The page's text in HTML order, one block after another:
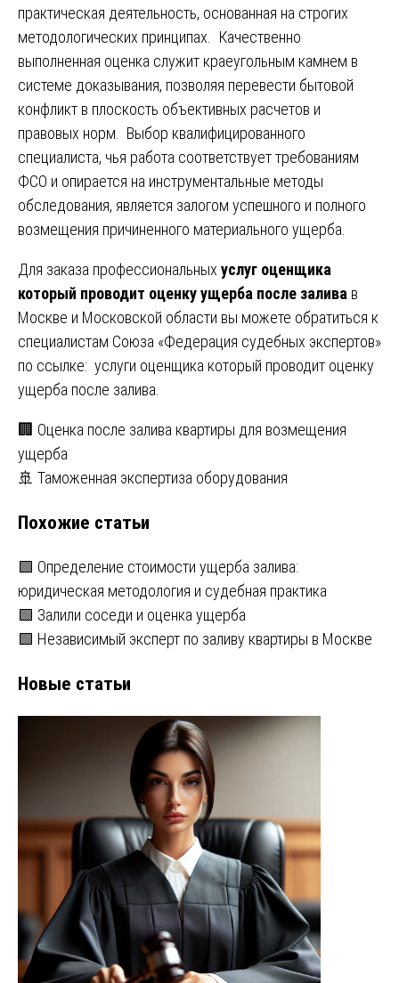
практическая деятельность, основанная на строгих
методологических принципах. Качественно
выполненная оценка служит краеугольным камнем в
системе доказывания, позволяя перевести бытовой
конфликт в плоскость объективных расчетов и
правовых норм. Выбор квалифицированного
специалиста, чья работа соответствует требованиям
ФСО и опирается на инструментальные методы
обследования, является залогом успешного и полного
возмещения причиненного материального ущерба.
Для заказа профессиональных услуг оценщика
который проводит оценку ущерба после залива в
Москве и Московской области вы можете обратиться к
специалистам Союза «Федерация судебных экспертов»
по ссылке: услуги оценщика который проводит оценку
ущерба после залива
Навигация
по
🏢 Оценка после залива квартиры для возмещения
ущерба
🚢 Таможенная экспертиза оборудования
Похожие статьи
🟩 Определение стоимости ущерба залива:
юридическая методология и судебная практика
🟩 Залили соседи и оценка ущерба
🟩 Независимый эксперт по заливу квартиры в Москве
Новые статьи